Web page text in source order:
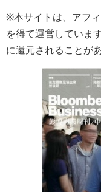
※本サイトは、アフ
を得て運営していま
に還元されることが